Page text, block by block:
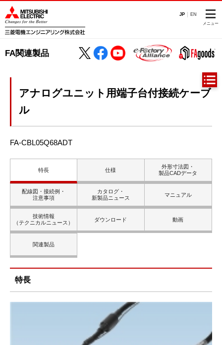
JP EN
メニュー
FA関連製品
アナログユニット用端子台付接続ケーブ
ル
FA-CBL05Q68ADT
特長 仕様
外形寸法図・
製品CADデータ
配線図・接続例・
注意事項
カタログ・
新製品ニュース
マニュアル
技術情報
（テクニカルニュース）
ダウンロード 動画
関連製品
特長